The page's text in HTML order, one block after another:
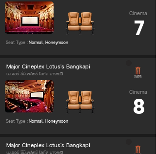
Cinema
7
Seat Type :Normal, Honeymoon
Major Cineplex Lotus's Bangkapi
เมเจอร์ ซีนีเพล็กซ์ โลตัส บางกะปิ
Cinema
8
Seat Type :Normal, Honeymoon
Major Cineplex Lotus's Bangkapi
เมเจอร์ ซีนีเพล็กซ์ โลตัส บางกะปิ